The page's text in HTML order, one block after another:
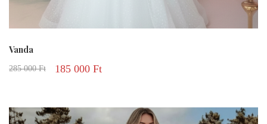
Vanda
285 000Ft 185 000 Ft